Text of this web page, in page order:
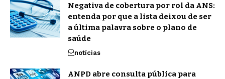
Negativa de cobertura por rol da ANS:
entenda por que a lista deixou de ser
a última palavra sobre o plano de
saúde
notícias
ANPD abre consulta pública para